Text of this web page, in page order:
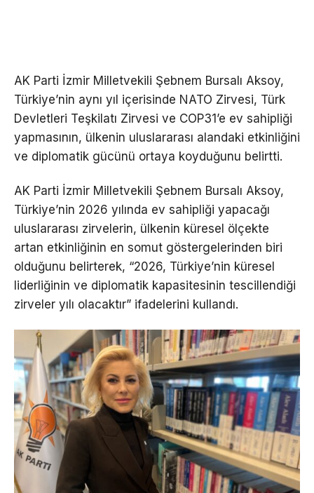
AK Parti İzmir Milletvekili Şebnem Bursalı Aksoy,
Türkiye’nin aynı yıl içerisinde NATO Zirvesi, Türk
Devletleri Teşkilatı Zirvesi ve COP31’e ev sahipliği
yapmasının, ülkenin uluslararası alandaki etkinliğini
ve diplomatik gücünü ortaya koyduğunu belirtti.
AK Parti İzmir Milletvekili Şebnem Bursalı Aksoy,
Türkiye’nin 2026 yılında ev sahipliği yapacağı
uluslararası zirvelerin, ülkenin küresel ölçekte
artan etkinliğinin en somut göstergelerinden biri
olduğunu belirterek, “2026, Türkiye’nin küresel
liderliğinin ve diplomatik kapasitesinin tescillendiği
zirveler yılı olacaktır” ifadelerini kullandı.